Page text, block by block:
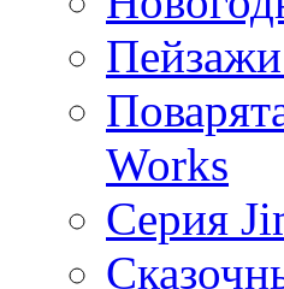
Works
Серия